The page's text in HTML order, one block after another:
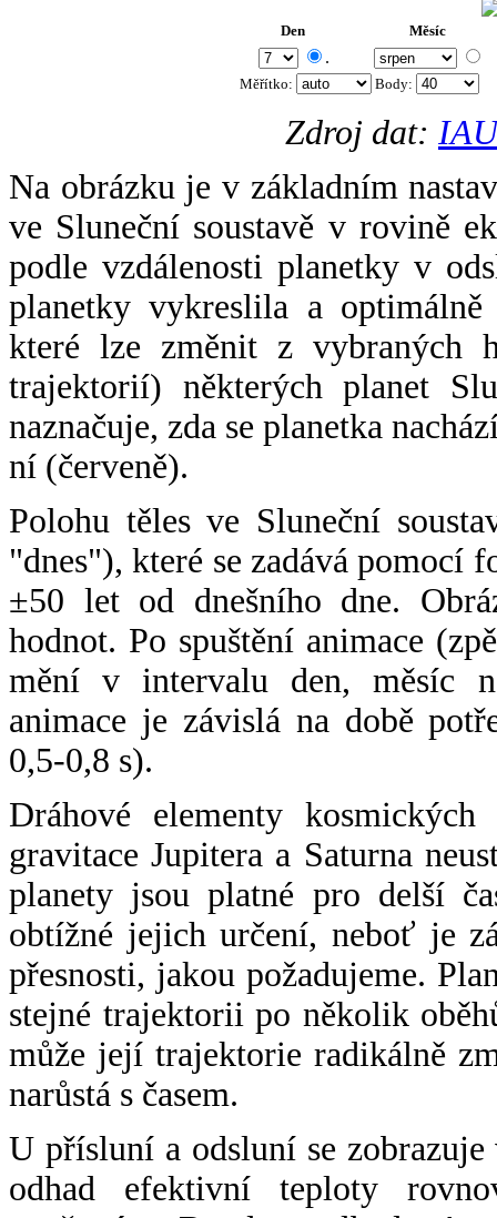
Den Měsíc
.
Měřítko: Body:
Zdroj dat:
Na obrázku je v základním
ve Sluneční soustavě v rovině
podle vzdálenosti planetky v
planetky vykreslila a
které lze změnit z vybraných
trajektorií) některých planet
naznačuje, zda se planetka
ní (červeně).
Polohu těles ve Sluneční
"dnes"), které se zadává pomocí
±50 let od dnešního dne.
hodnot. Po spuštění animace
mění v intervalu den, měsíc
animace je závislá na době
0,5-0,8 s).
Dráhové elementy
gravitace Jupitera a Saturna
planety jsou platné pro delší
obtížné jejich určení, neboť je
přesnosti, jakou požadujeme.
stejné trajektorii po několik
může její trajektorie radikálně
narůstá s časem.
U přísluní a odsluní se
odhad efektivní teploty